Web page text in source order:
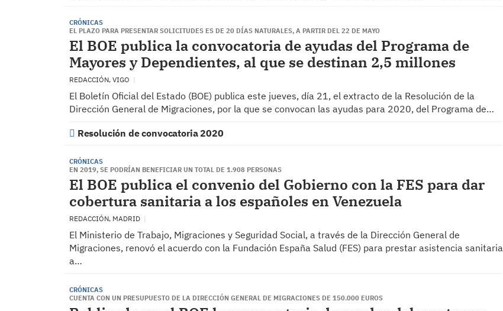
CRÓNICAS
EL PLAZO PARA PRESENTAR SOLICITUDES ES DE 20 DÍAS NATURALES, A PARTIR DEL 22 DE MAYO
El BOE publica la convocatoria de ayudas del Programa de
Mayores y Dependientes, al que se destinan 2,5 millones
REDACCIÓN, VIGO
El Boletín Oficial del Estado (BOE) publica este jueves, día 21, el extracto de la Resolución de la
Dirección General de Migraciones, por la que se convocan las ayudas para 2020, del Programa de…
Resolución de convocatoria 2020
CRÓNICAS
EN 2019, SE PODRÍAN BENEFICIAR UN TOTAL DE 1.908 PERSONAS
El BOE publica el convenio del Gobierno con la FES para dar
cobertura sanitaria a los españoles en Venezuela
REDACCIÓN, MADRID
El Ministerio de Trabajo, Migraciones y Seguridad Social, a través de la Dirección General de
Migraciones, renovó el acuerdo con la Fundación España Salud (FES) para prestar asistencia sanitaria
a…
CRÓNICAS
CUENTA CON UN PRESUPUESTO DE LA DIRECCIÓN GENERAL DE MIGRACIONES DE 150.000 EUROS